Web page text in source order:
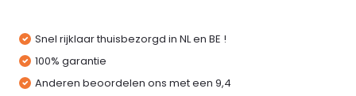
Snel rijklaar thuisbezorgd in NL en BE !
100% garantie
Anderen beoordelen ons met een 9,4